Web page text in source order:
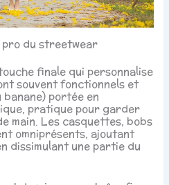
pro du streetwear
finale qui personnalise
souvent fonctionnels et
portée en
pratique pour garder
main. Les casquettes, bobs
omniprésents, ajoutant
dissimulant une partie du